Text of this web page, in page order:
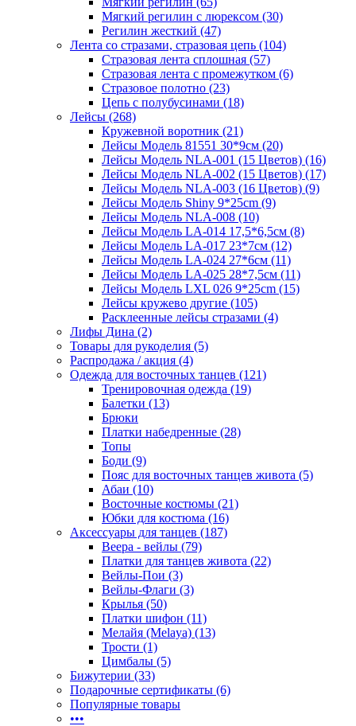
Мягкий регилин с люрексом (30)
Регилин жесткий (47)
Лента со стразами, стразовая цепь (104)
Стразовая лента сплошная (57)
Стразовая лента с промежутком (6)
Стразовое полотно (23)
Цепь с полубусинами (18)
Лейсы (268)
Кружевной воротник (21)
Лейсы Модель 81551 30*9см (20)
Лейсы Модель NLA-001 (15 Цветов) (16)
Лейсы Модель NLA-002 (15 Цветов) (17)
Лейсы Модель NLA-003 (16 Цветов) (9)
Лейсы Модель Shiny 9*25cm (9)
Лейсы Модель NLA-008 (10)
Лейсы Модель LA-014 17,5*6,5см (8)
Лейсы Модель LA-017 23*7см (12)
Лейсы Модель LA-024 27*6см (11)
Лейсы Модель LA-025 28*7,5см (11)
Лейсы Модель LXL 026 9*25cm (15)
Лейсы кружево другие (105)
Расклеенные лейсы стразами (4)
Лифы Дина (2)
Товары для рукоделия (5)
Распродажа / акция (4)
Одежда для восточных танцев (121)
Тренировочная одежда (19)
Балетки (13)
Брюки
Платки набедренные (28)
Топы
Боди (9)
Пояс для восточных танцев живота (5)
Абаи (10)
Восточные костюмы (21)
Юбки для костюма (16)
Аксессуары для танцев (187)
Веера - вейлы (79)
Платки для танцев живота (22)
Вейлы-Пои (3)
Вейлы-Флаги (3)
Крылья (50)
Платки шифон (11)
Мелайя (Melaya) (13)
Трости (1)
Цимбалы (5)
Бижутерии (33)
Подарочные сертификаты (6)
Популярные товары
•••